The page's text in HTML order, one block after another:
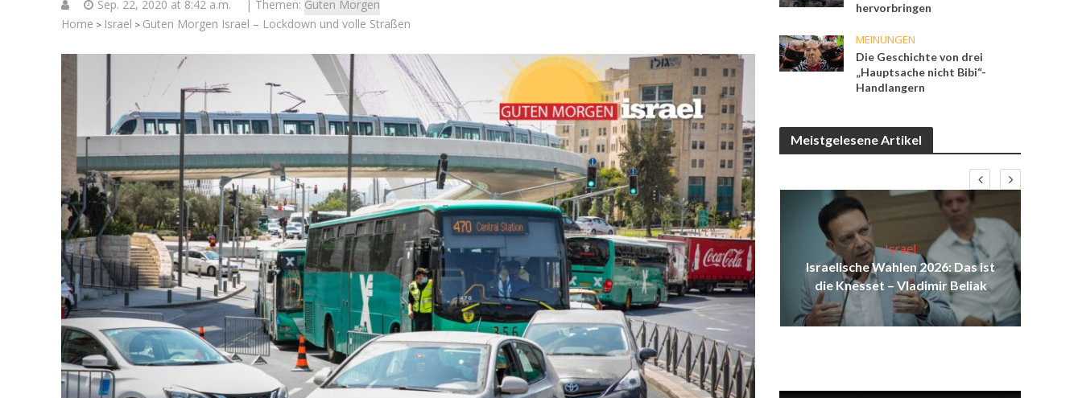
Sep. 22, 2020 at 8:42 a.m. | Themen: Guten Morgen
Home > Israel > Guten Morgen Israel – Lockdown und volle Straßen
hervorbringen
MEINUNGEN
Die Geschichte von drei
„Hauptsache nicht Bibi“-
Handlangern
Meistgelesene Artikel
Konflikt
Uganda könnte Israel den Partner
für den Gazastreifen bieten, den
es sich tatsächlich wünscht
Israel
Israelische Wahlen 2026: Das ist
die Knesset – Moshe Abutbul
Israel
Israelische Wahlen 2026: Das ist
die Knesset – Vladimir Beliak